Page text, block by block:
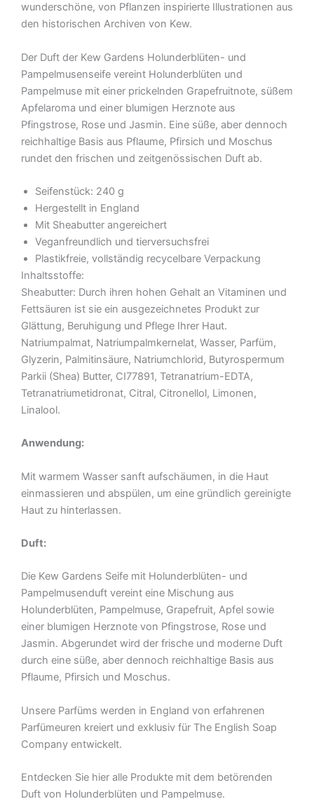
wunderschöne, von Pflanzen inspirierte Illustrationen aus
den historischen Archiven von Kew.
Der Duft der Kew Gardens Holunderblüten- und
Pampelmusenseife vereint Holunderblüten und
Pampelmuse mit einer prickelnden Grapefruitnote, süßem
Apfelaroma und einer blumigen Herznote aus
Pfingstrose, Rose und Jasmin. Eine süße, aber dennoch
reichhaltige Basis aus Pflaume, Pfirsich und Moschus
rundet den frischen und zeitgenössischen Duft ab.
Seifenstück: 240 g
Hergestellt in England
Mit Sheabutter angereichert
Veganfreundlich und tierversuchsfrei
Plastikfreie, vollständig recycelbare Verpackung
Inhaltsstoffe:
Sheabutter: Durch ihren hohen Gehalt an Vitaminen und
Fettsäuren ist sie ein ausgezeichnetes Produkt zur
Glättung, Beruhigung und Pflege Ihrer Haut.
Natriumpalmat, Natriumpalmkernelat, Wasser, Parfüm,
Glyzerin, Palmitinsäure, Natriumchlorid, Butyrospermum
Parkii (Shea) Butter, CI77891, Tetranatrium-EDTA,
Tetranatriumetidronat, Citral, Citronellol, Limonen,
Linalool.
Anwendung:
Mit warmem Wasser sanft aufschäumen, in die Haut
einmassieren und abspülen, um eine gründlich gereinigte
Haut zu hinterlassen.
Duft:
Die Kew Gardens Seife mit Holunderblüten- und
Pampelmusenduft vereint eine Mischung aus
Holunderblüten, Pampelmuse, Grapefruit, Apfel sowie
einer blumigen Herznote von Pfingstrose, Rose und
Jasmin. Abgerundet wird der frische und moderne Duft
durch eine süße, aber dennoch reichhaltige Basis aus
Pflaume, Pfirsich und Moschus.
Unsere Parfüms werden in England von erfahrenen
Parfümeuren kreiert und exklusiv für The English Soap
Company entwickelt.
Entdecken Sie hier alle Produkte mit dem betörenden
Duft von Holunderblüten und Pampelmuse.